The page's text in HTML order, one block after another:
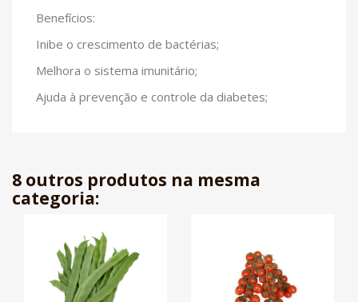
Benefícios:
Inibe o crescimento de bactérias;
Melhora o sistema imunitário;
Ajuda à prevenção e controle da diabetes;
8 outros produtos na mesma
categoria: